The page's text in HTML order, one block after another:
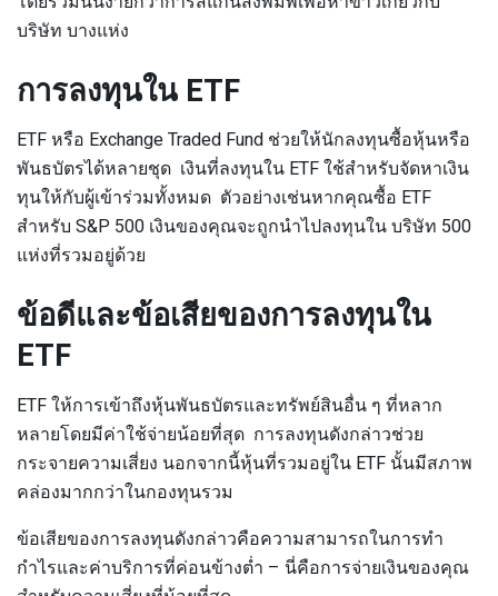
บริษัท บางแห่ง
การลงทุนใน ETF
ETF หรือ Exchange Traded Fund ช่วยให้นักลงทุนซื้อหุ้นหรือ
พันธบัตรได้หลายชุด เงินที่ลงทุนใน ETF ใช้สำหรับจัดหาเงิน
ทุนให้กับผู้เข้าร่วมทั้งหมด ตัวอย่างเช่นหากคุณซื้อ ETF
สำหรับ S&P 500 เงินของคุณจะถูกนำไปลงทุนใน บริษัท 500
แห่งที่รวมอยู่ด้วย
ข้อดีและข้อเสียของการลงทุนใน
ETF
ETF ให้การเข้าถึงหุ้นพันธบัตรและทรัพย์สินอื่น ๆ ที่หลาก
หลายโดยมีค่าใช้จ่ายน้อยที่สุด การลงทุนดังกล่าวช่วย
กระจายความเสี่ยง นอกจากนี้หุ้นที่รวมอยู่ใน ETF นั้นมีสภาพ
คล่องมากกว่าในกองทุนรวม
ข้อเสียของการลงทุนดังกล่าวคือความสามารถในการทำ
กำไรและค่าบริการที่ค่อนข้างต่ำ – นี่คือการจ่ายเงินของคุณ